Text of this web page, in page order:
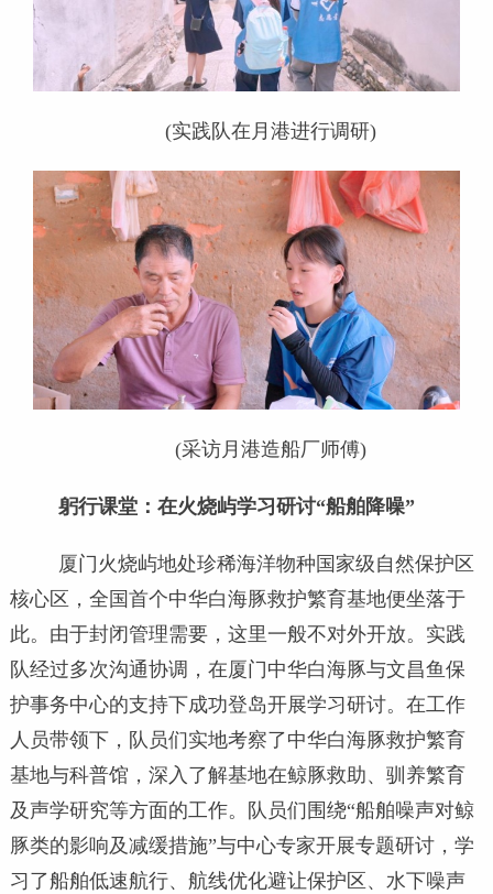
(实践队在月港进行调研)
(采访月港造船厂师傅)
躬行课堂：在火烧屿学习研讨“船舶降噪”
厦门火烧屿地处珍稀海洋物种国家级自然保护区
核心区，全国首个中华白海豚救护繁育基地便坐落于
此。由于封闭管理需要，这里一般不对外开放。实践
队经过多次沟通协调，在厦门中华白海豚与文昌鱼保
护事务中心的支持下成功登岛开展学习研讨。在工作
人员带领下，队员们实地考察了中华白海豚救护繁育
基地与科普馆，深入了解基地在鲸豚救助、驯养繁育
及声学研究等方面的工作。队员们围绕“船舶噪声对鲸
豚类的影响及减缓措施”与中心专家开展专题研讨，学
习了船舶低速航行、航线优化避让保护区、水下噪声